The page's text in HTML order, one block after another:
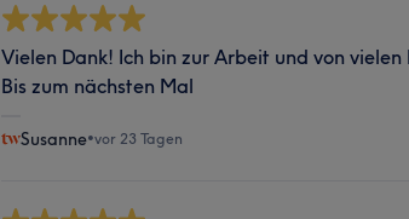
Vielen Dank! Ich bin zur Arbeit und von
Bis zum nächsten Mal
Susanne•vor 23 Tagen